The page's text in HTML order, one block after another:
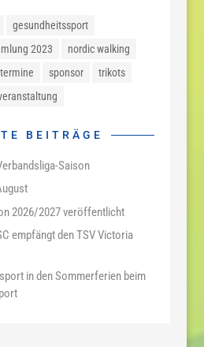
gesundheitssport
2023
nordic walking
sponsor
trikots
BEITRÄGE
Saison
2026/2027 veröffentlicht
empfängt den TSV Victoria
in den Sommerferien beim